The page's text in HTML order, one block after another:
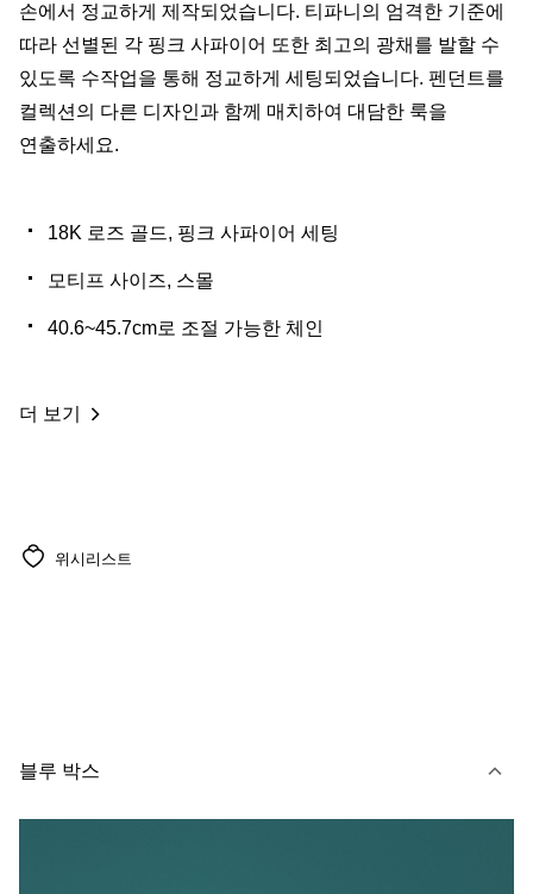
손에서 정교하게 제작되었습니다. 티파니의 엄격한 기준에
따라 선별된 각 핑크 사파이어 또한 최고의 광채를 발할 수
있도록 수작업을 통해 정교하게 세팅되었습니다. 펜던트를
컬렉션의 다른 디자인과 함께 매치하여 대담한 룩을
연출하세요.
18K 로즈 골드, 핑크 사파이어 세팅
모티프 사이즈, 스몰
40.6~45.7cm로 조절 가능한 체인
더 보기
위시리스트
블루 박스